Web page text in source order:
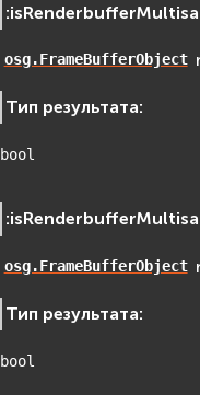
:
osg.FrameBufferObject
Тип результата:
bool
:
osg.FrameBufferObject
Тип результата:
bool